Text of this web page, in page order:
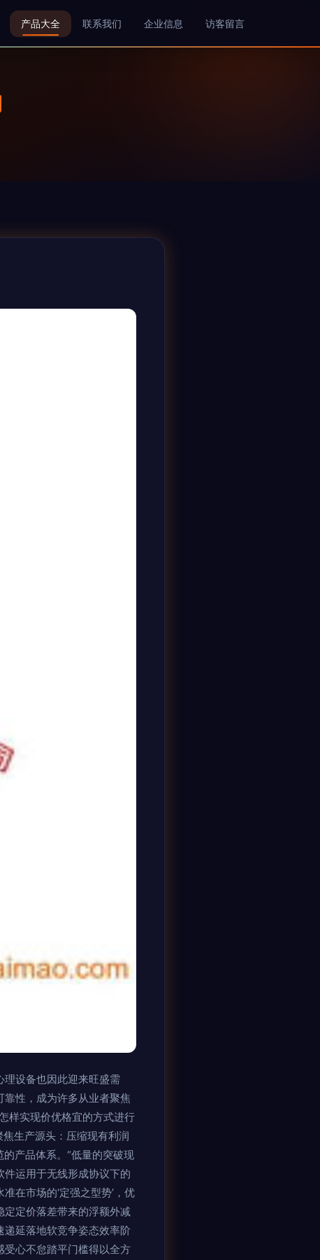
产品大全 联系我们 企业信息 访客留言
理设备也因此迎来旺盛需
性，成为许多从业者聚焦
样实现价优格宜的方式进行
生产源头：压缩现有利润
产品体系。“低量的突破现
运用于无线形成协议下的
在市场的‘定强之型势’，优
定价落差带来的浮额外减
延落地软竞争姿态效率阶
心不怠踏平门槛得以全方